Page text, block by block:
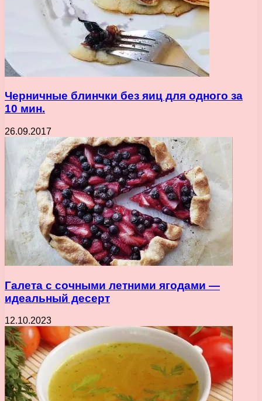
Черничные блинчки без яиц для одного за
10 мин.
26.09.2017
Галета с сочными летними ягодами —
идеальный десерт
12.10.2023